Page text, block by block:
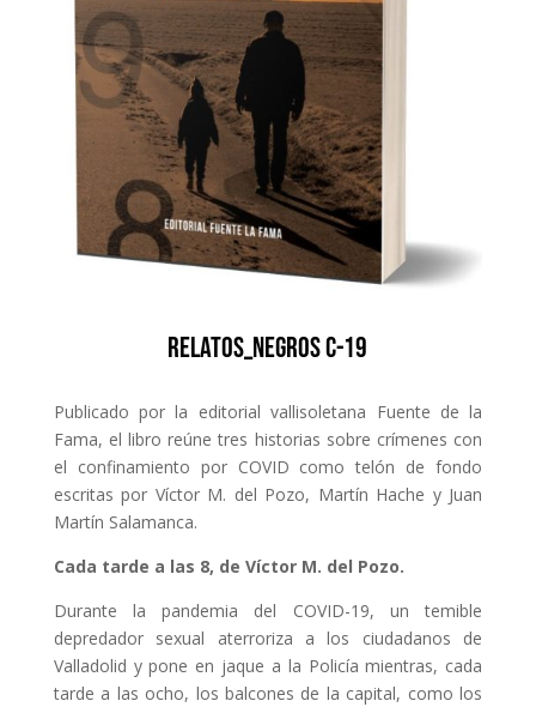
RELATOS_NEGROS C-19
Publicado por la editorial vallisoletana Fuente de la
Fama, el libro reúne tres historias sobre crímenes con
el confinamiento por COVID como telón de fondo
escritas por Víctor M. del Pozo, Martín Hache y Juan
Martín Salamanca.
Cada tarde a las 8, de Víctor M. del Pozo.
Durante la pandemia del COVID-19, un temible
depredador sexual aterroriza a los ciudadanos de
Valladolid y pone en jaque a la Policía mientras, cada
tarde a las ocho, los balcones de la capital, como los